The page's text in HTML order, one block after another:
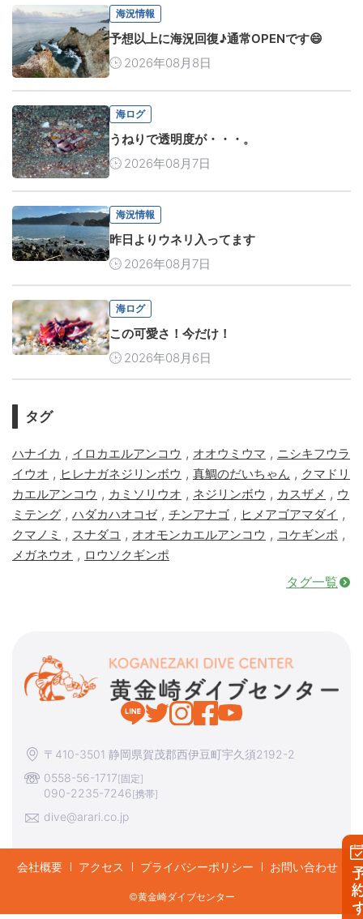
予
海況情報
予想以上に海況回復♪通常OPENです😄
2026年08月8日
海ログ
うねりで透明度が・・・。
2026年08月7日
海況情報
昨日よりウネリ入ってます
2026年08月7日
海ログ
この可愛さ！今だけ！
2026年08月6日
タグ
ハナイカ , イロカエルアンコウ , オオウミウマ , ニシキフウラ
イウオ , ヒレナガネジリンボウ , 真鯛のだいちゃん , クマドリ
カエルアンコウ , カミソリウオ , ネジリンボウ , カスザメ , ウ
ミテング , ハダカハオコゼ, チンアナゴ , ヒメアゴアマダイ ,
クマノミ , スナダコ , オオモンカエルアンコウ , コケギンポ ,
メガネウオ , ロウソクギンポ
タグ一覧
〒410-3501 静岡県賀茂郡西伊豆町宇久須2192-2
0558-56-1717[固定]
090-2235-7246[携帯]
dive@arari.co.jp
会社概要 アクセス プライバシーポリシー お問い合わせ
©︎黄金崎ダイブセンター